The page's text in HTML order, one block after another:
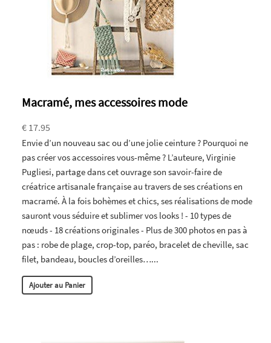
Macramé, mes accessoires mode
€ 17.95
Envie d’un nouveau sac ou d’une jolie ceinture ? Pourquoi ne
pas créer vos accessoires vous-même ? L’auteure, Virginie
Pugliesi, partage dans cet ouvrage son savoir-faire de
créatrice artisanale française au travers de ses créations en
macramé. À la fois bohèmes et chics, ses réalisations de mode
sauront vous séduire et sublimer vos looks ! - 10 types de
nœuds - 18 créations originales - Plus de 300 photos en pas à
pas : robe de plage, crop-top, paréo, bracelet de cheville, sac
filet, bandeau, boucles d’oreilles…...
Ajouter au Panier